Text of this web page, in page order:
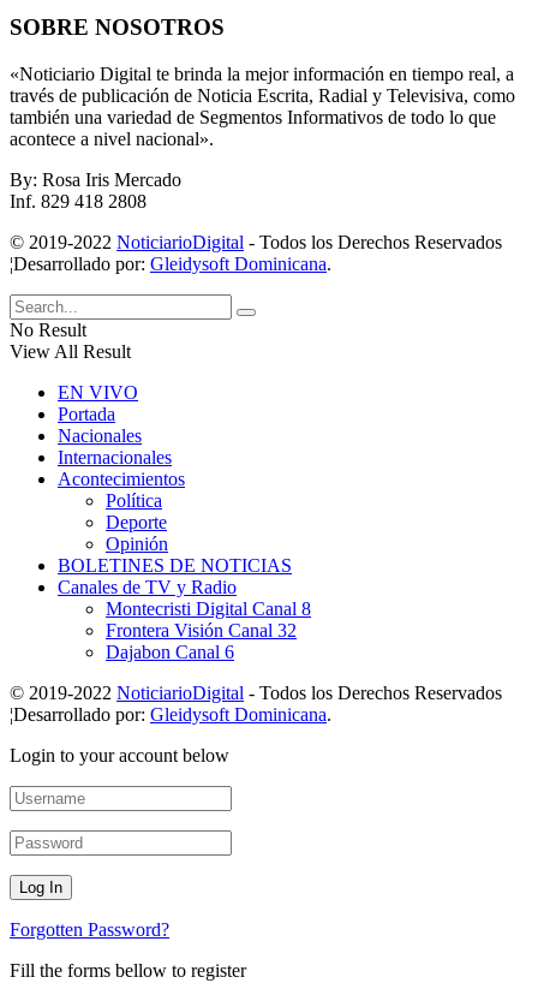
SOBRE NOSOTROS
«Noticiario Digital te brinda la mejor información en tiempo real, a
través de publicación de Noticia Escrita, Radial y Televisiva, como
también una variedad de Segmentos Informativos de todo lo que
acontece a nivel nacional».
By: Rosa Iris Mercado
Inf. 829 418 2808
© 2019-2022 NoticiarioDigital - Todos los Derechos Reservados
¦Desarrollado por: Gleidysoft Dominicana.
No Result
View All Result
EN VIVO
Portada
Nacionales
Internacionales
Acontecimientos
Política
Deporte
Opinión
BOLETINES DE NOTICIAS
Canales de TV y Radio
Montecristi Digital Canal 8
Frontera Visión Canal 32
Dajabon Canal 6
© 2019-2022 NoticiarioDigital - Todos los Derechos Reservados
¦Desarrollado por: Gleidysoft Dominicana.
Login to your account below
Forgotten Password?
Fill the forms bellow to register